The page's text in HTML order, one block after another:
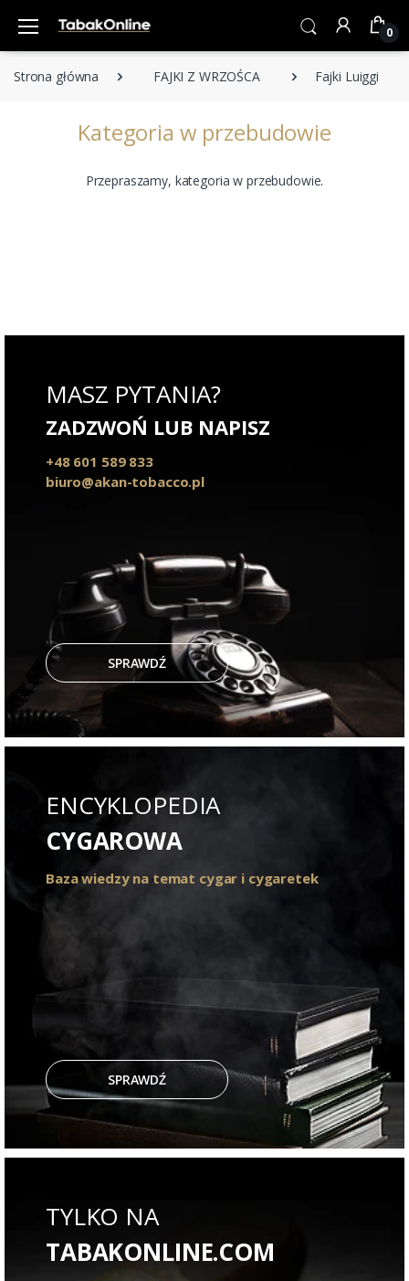
0
Strona główna FAJKI Z WRZOŚCA Fajki Luiggi
Kategoria w przebudowie
Przepraszamy, kategoria w przebudowie.
MASZ PYTANIA?
ZADZWOŃ LUB NAPISZ
+48 601 589 833
biuro@akan-tobacco.pl
SPRAWDŹ
ENCYKLOPEDIA
CYGAROWA
Baza wiedzy na temat cygar i cygaretek
SPRAWDŹ
TYLKO NA
TABAKONLINE.COM